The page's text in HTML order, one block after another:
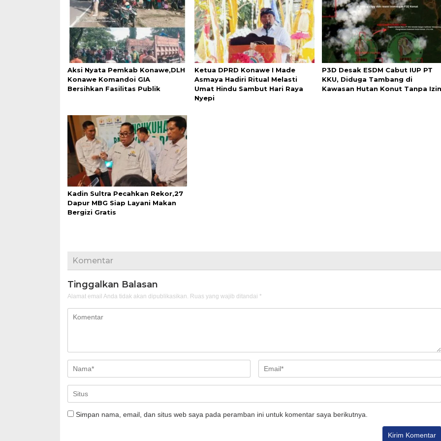
Aksi Nyata Pemkab Konawe,DLH
Konawe Komandoi GIA
Bersihkan Fasilitas Publik
Ketua DPRD Konawe I Made
Asmaya Hadiri Ritual Melasti
Umat Hindu Sambut Hari Raya
Nyepi
P3D Desak ESDM Cabut IUP PT
KKU, Diduga Tambang di
Kawasan Hutan Konut Tanpa Izin
Kadin Sultra Pecahkan Rekor,27
Dapur MBG Siap Layani Makan
Bergizi Gratis
Komentar
Tinggalkan Balasan
Alamat email Anda tidak akan dipublikasikan. Ruas yang wajib ditandai *
Simpan nama, email, dan situs web saya pada peramban ini untuk komentar saya berikutnya.